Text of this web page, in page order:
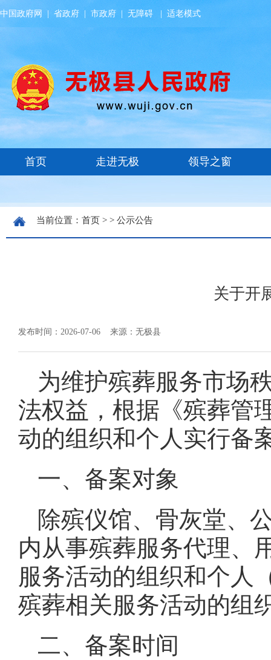
中国政府网 省政府 市政府 无障碍 适老模式
当前位置： 首页 > > 公示公告
关于开
发布时间：2026-07-06 来源：无极县
为维护殡葬服务市场
法权益，根据《殡葬管
动的组织和个人实行备
一、备案对象
除殡仪馆、骨灰堂、
内从事殡葬服务代理、
服务活动的组织和个人
殡葬相关服务活动的组
二、备案时间